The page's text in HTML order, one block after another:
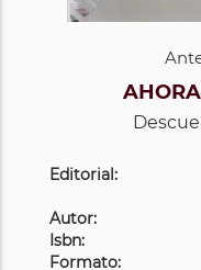
Editorial:
Autor:
Isbn:
Formato: